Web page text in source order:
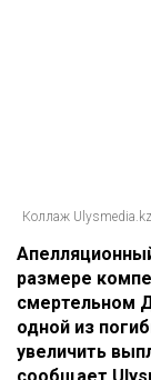
Коллаж Ulysmedia.kz
размере
смертельном
одной из
увеличить